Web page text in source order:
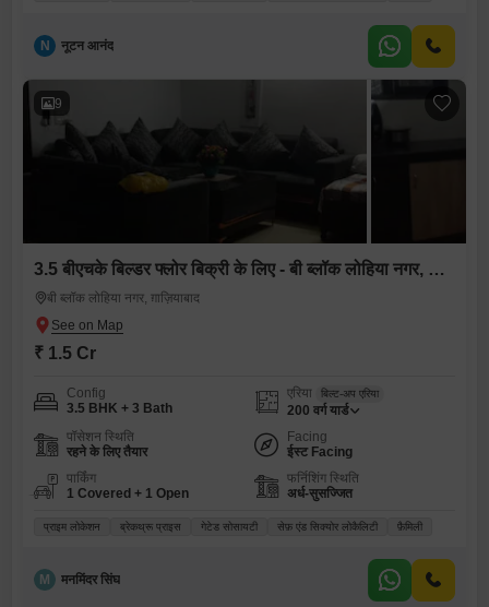
N नूटन आनंद
9
3.5 बीएचके बिल्डर फ्लोर बिक्री के लिए - बी ब्लॉक लोहिया नगर, ग़ाज़ियाबाद
बी ब्लॉक लोहिया नगर, ग़ाज़ियाबाद
₹ 1.5 Cr
Config
3.5 BHK + 3 Bath
एरिया बिल्ट-अप एरिया
200 वर्ग यार्ड
पॉसेशन स्थिति
रहने के लिए तैयार
Facing
ईस्ट Facing
पार्किंग
1 Covered + 1 Open
फर्निशिंग स्थिति
अर्ध-सुसज्जित
प्राइम लोकेशन ब्रेकथ्रू प्राइस गेटेड सोसायटी सेफ़ एंड सिक्योर लोकैलिटी फ़ैमिली
M मनमिंदर सिंघ